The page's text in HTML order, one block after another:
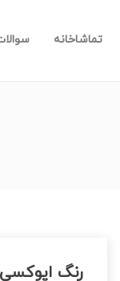
تماشاخانه
رنگ